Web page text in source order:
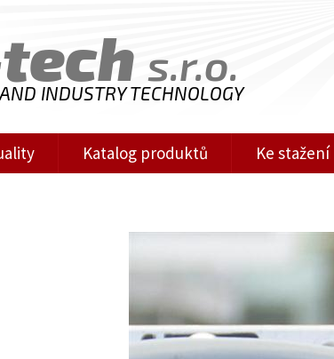
s.r.o.
INDUSTRY TECHNOLOGY
Katalog produktů Ke stažení